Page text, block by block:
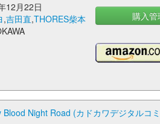
12月22日
,吉田直,THORES柴本
購入管
Night Road (カドカワデジタルコ